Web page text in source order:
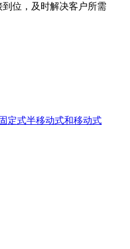
位，及时解决客户所需
定式半移动式和移动式